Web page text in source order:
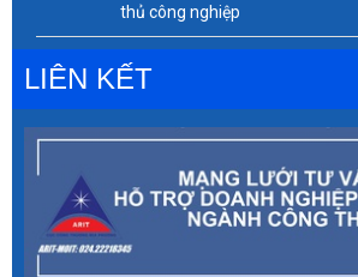
thủ công nghiệp
LIÊN KẾT